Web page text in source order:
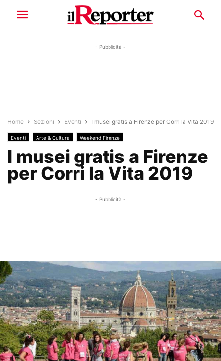
- Pubblicità -
Home Sezioni Eventi I musei gratis a Firenze per Corri la Vita 2019
Eventi Arte & Cultura Weekend Firenze
I musei gratis a Firenze
per Corri la Vita 2019
- Pubblicità -